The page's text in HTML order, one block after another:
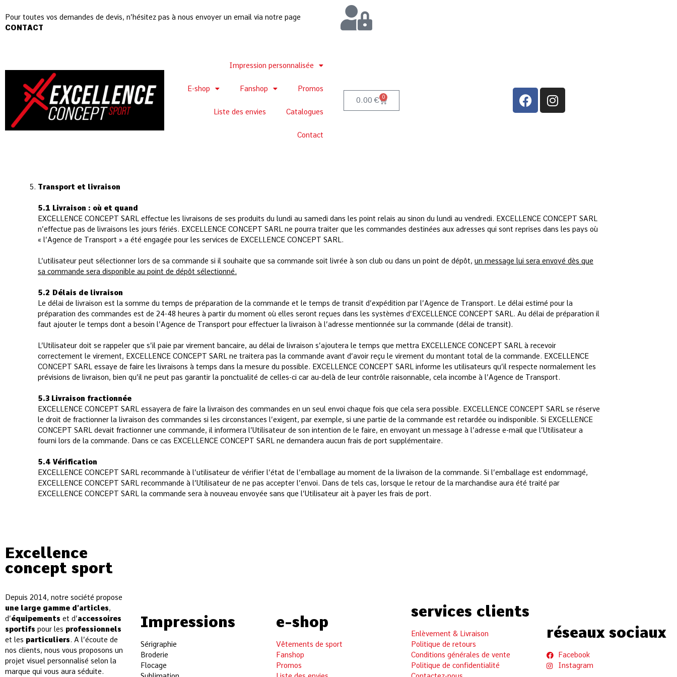
Pour toutes vos demandes de devis, n’hésitez pas à nous envoyer un email via notre page
CONTACT
Impression personnalisée
E-shop Fanshop Promos
Liste des envies Catalogues
Contact
0.00€ 0
Transport et livraison
5.1 Livraison : où et quand
EXCELLENCE CONCEPT SARL effectue les livraisons de ses produits du lundi au samedi dans les point relais au sinon du lundi au vendredi. EXCELLENCE CONCEPT SARL
n’effectue pas de livraisons les jours fériés. EXCELLENCE CONCEPT SARL ne pourra traiter que les commandes destinées aux adresses qui sont reprises dans les pays où
« l’Agence de Transport » a été engagée pour les services de EXCELLENCE CONCEPT SARL.
L’utilisateur peut sélectionner lors de sa commande si il souhaite que sa commande soit livrée à son club ou dans un point de dépôt, un message lui sera envoyé dès que
sa commande sera disponible au point de dépôt sélectionné.
5.2 Délais de livraison
Le délai de livraison est la somme du temps de préparation de la commande et le temps de transit d’expédition par l’Agence de Transport. Le délai estimé pour la
préparation des commandes est de 24-48 heures à partir du moment où elles seront reçues dans les systèmes d’EXCELLENCE CONCEPT SARL. Au délai de préparation il
faut ajouter le temps dont a besoin l’Agence de Transport pour effectuer la livraison à l’adresse mentionnée sur la commande (délai de transit).
L’Utilisateur doit se rappeler que s’il paie par virement bancaire, au délai de livraison s’ajoutera le temps que mettra EXCELLENCE CONCEPT SARL à recevoir
correctement le virement, EXCELLENCE CONCEPT SARL ne traitera pas la commande avant d’avoir reçu le virement du montant total de la commande. EXCELLENCE
CONCEPT SARL essaye de faire les livraisons à temps dans la mesure du possible. EXCELLENCE CONCEPT SARL informe les utilisateurs qu’il respecte normalement les
prévisions de livraison, bien qu’il ne peut pas garantir la ponctualité de celles-ci car au-delà de leur contrôle raisonnable, cela incombe à l’Agence de Transport.
5.3 Livraison fractionnée
EXCELLENCE CONCEPT SARL essayera de faire la livraison des commandes en un seul envoi chaque fois que cela sera possible. EXCELLENCE CONCEPT SARL se réserve
le droit de fractionner la livraison des commandes si les circonstances l’exigent, par exemple, si une partie de la commande est retardée ou indisponible. Si EXCELLENCE
CONCEPT SARL devait fractionner une commande, il informera l’Utilisateur de son intention de le faire, en envoyant un message à l’adresse e-mail que l’Utilisateur a
fourni lors de la commande. Dans ce cas EXCELLENCE CONCEPT SARL ne demandera aucun frais de port supplémentaire.
5.4 Vérification
EXCELLENCE CONCEPT SARL recommande à l’utilisateur de vérifier l’état de l’emballage au moment de la livraison de la commande. Si l’emballage est endommagé,
EXCELLENCE CONCEPT SARL recommande à l’Utilisateur de ne pas accepter l’envoi. Dans de tels cas, lorsque le retour de la marchandise aura été traité par
EXCELLENCE CONCEPT SARL la commande sera à nouveau envoyée sans que l’Utilisateur ait à payer les frais de port.
Excellence
concept sport
Depuis 2014, notre société propose
une large gamme d’articles,
d’équipements et d’accessoires
sportifs pour les professionnels
et les particuliers. A l’écoute de
nos clients, nous vous proposons un
projet visuel personnalisé selon la
marque qui vous aura séduite.
Impressions
Sérigraphie
Broderie
Flocage
e-shop
Vêtements de sport
Fanshop
Promos
services clients
Enlèvement & Livraison
Politique de retours
Conditions générales de vente
Politique de confidentialité
réseaux sociaux
Facebook
Instagram